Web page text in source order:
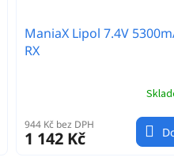
ManiaX Lipol 7.4V
RX
944 Kč bez DPH
1 142 Kč